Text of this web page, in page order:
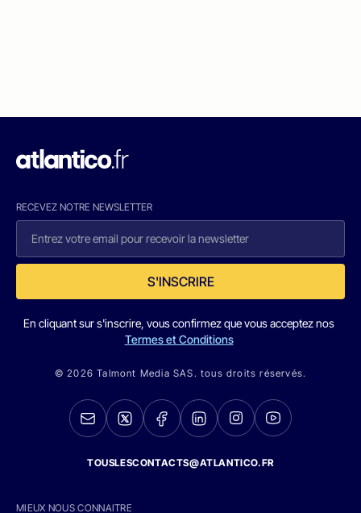
RECEVEZ NOTRE NEWSLETTER
S'INSCRIRE
En cliquant sur s'inscrire, vous confirmez que vous acceptez nos
Termes et Conditions
© 2026 Talmont Media SAS. tous droits réservés.
TOUSLESCONTACTS@ATLANTICO.FR
MIEUX NOUS CONNAITRE